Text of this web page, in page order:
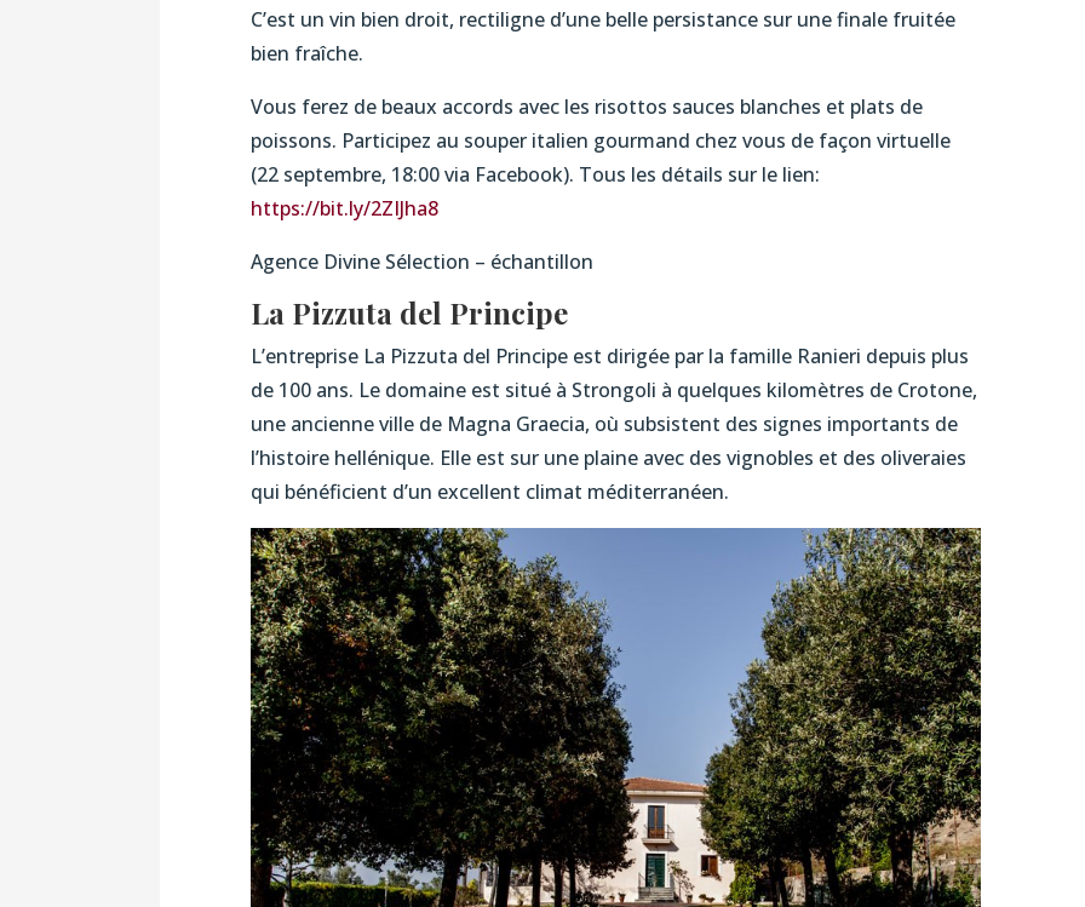
C’est un vin bien droit, rectiligne d’une belle persistance sur une finale fruitée
bien fraîche.
Vous ferez de beaux accords avec les risottos sauces blanches et plats de
poissons. Participez au souper italien gourmand chez vous de façon virtuelle
(22 septembre, 18:00 via Facebook). Tous les détails sur le lien:
https://bit.ly/2ZIJha8
Agence Divine Sélection – échantillon
La Pizzuta del Principe
L’entreprise La Pizzuta del Principe est dirigée par la famille Ranieri depuis plus
de 100 ans. Le domaine est situé à Strongoli à quelques kilomètres de Crotone,
une ancienne ville de Magna Graecia, où subsistent des signes importants de
l’histoire hellénique. Elle est sur une plaine avec des vignobles et des oliveraies
qui bénéficient d’un excellent climat méditerranéen.